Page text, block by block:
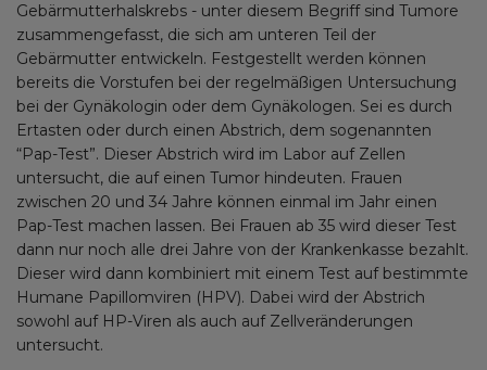
Gebärmutterhalskrebs - unter diesem Begriff sind Tumore
zusammengefasst, die sich am unteren Teil der
Gebärmutter entwickeln. Festgestellt werden können
bereits die Vorstufen bei der regelmäßigen Untersuchung
bei der Gynäkologin oder dem Gynäkologen. Sei es durch
Ertasten oder durch einen Abstrich, dem sogenannten
“Pap-Test”. Dieser Abstrich wird im Labor auf Zellen
untersucht, die auf einen Tumor hindeuten. Frauen
zwischen 20 und 34 Jahre können einmal im Jahr einen
Pap-Test machen lassen. Bei Frauen ab 35 wird dieser Test
dann nur noch alle drei Jahre von der Krankenkasse bezahlt.
Dieser wird dann kombiniert mit einem Test auf bestimmte
Humane Papillomviren (HPV). Dabei wird der Abstrich
sowohl auf HP-Viren als auch auf Zellveränderungen
untersucht.